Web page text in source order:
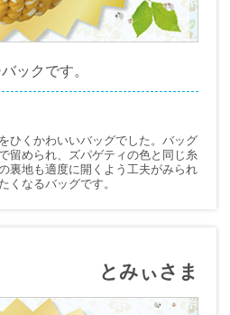
ックです。
ひくかわいいバッグでした。バッグ
留められ、ズパゲティの色と同じ糸
裏地も適度に開くよう工夫がみられ
くなるバッグです。
とみぃさま